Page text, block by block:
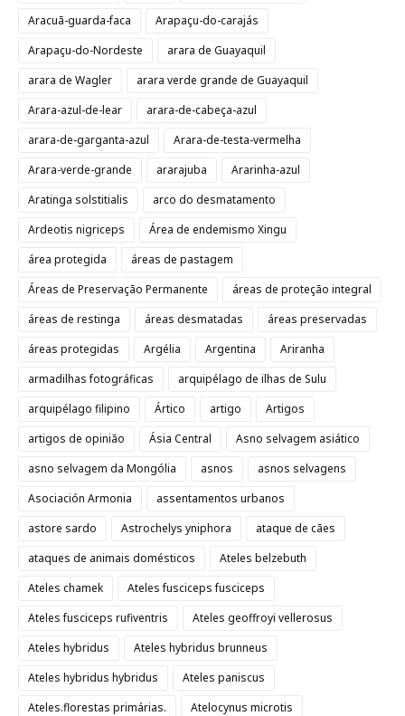
Aracuã-guarda-faca
Arapaçu-do-carajás
Arapaçu-do-Nordeste
arara de Guayaquil
arara de Wagler
arara verde grande de Guayaquil
Arara-azul-de-lear
arara-de-cabeça-azul
arara-de-garganta-azul
Arara-de-testa-vermelha
Arara-verde-grande
ararajuba
Ararinha-azul
Aratinga solstitialis
arco do desmatamento
Ardeotis nigriceps
Área de endemismo Xingu
área protegida
áreas de pastagem
Áreas de Preservação Permanente
áreas de proteção integral
áreas de restinga
áreas desmatadas
áreas preservadas
áreas protegidas
Argélia Argentina
Ariranha
armadilhas fotográficas
arquipélago de ilhas de Sulu
arquipélago filipino
Ártico artigo
Artigos
artigos de opinião
Ásia Central
Asno selvagem asiático
asno selvagem da Mongólia
asnos
asnos selvagens
Asociación Armonia
assentamentos urbanos
astore sardo
Astrochelys yniphora
ataque de cães
ataques de animais domésticos
Ateles belzebuth
Ateles chamek
Ateles fusciceps fusciceps
Ateles fusciceps rufiventris
Ateles geoffroyi vellerosus
Ateles hybridus
Ateles hybridus brunneus
Ateles hybridus hybridus
Ateles paniscus
Ateles.florestas primárias.
Atelocynus microtis